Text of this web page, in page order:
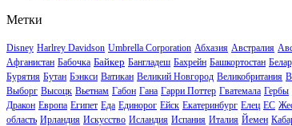
Метки
Disney Harlrey Davidson Umbrella Corporation Абхазия Австралия
Афганистан Бабочка Байкер Бангладеш Бахрейн Башкортостан
Бурятия Бутан Бэнкси Ватикан Великий Новгород Великобритания
Выборг Высоцк Вьетнам Габон Гана Гарри Поттер Гватемала Гербы
Дракон Европа Египет Еда Единорог Ейск Екатеринбург Елец ЕС
область Ирландия Искусство Исландия Испания Италия Йемен